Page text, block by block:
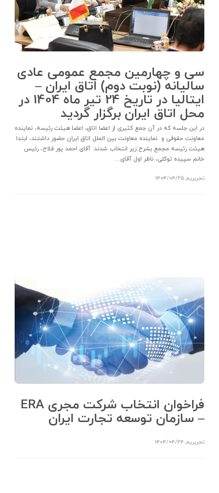
سی و چهارمین مجمع عمومی عادی
سالیانه (نوبت دوم) اتاق ایران –
ایتالیا در تاریخ 24 تیر ماه 1404 در
محل اتاق ایران برگزار گردید
در این جلسه که در آن جمع کثیری از اعضا اتاق، اعضا هیئت رئیسه، نماینده
معاونت حقوقی و نماینده معاونت بین­ الملل اتاق ایران حضور داشتند، ابتدا
هیئت رئیسه مجمع بشرح زیر انتخاب شدند: آقای احمد پور فلاح، رئیس
خانم سپیده توکلی، ناظر اول آقای…
تحریریه,۱۴۰۴/۰۴/۲۵
فراخوان انتخاب شرکت مجری ERA
– سازمان توسعه تجارت ایران
تحریریه, ۱۴۰۴/۰۴/۲۴